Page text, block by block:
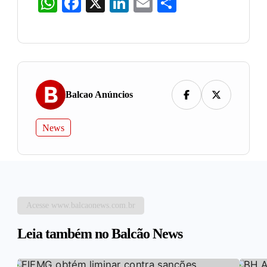
WhatsAppFacebook LinkedIn
Email
Balcao Anúncios
News
Acesse www.balcaonews.com.br
Leia também no Balcão News